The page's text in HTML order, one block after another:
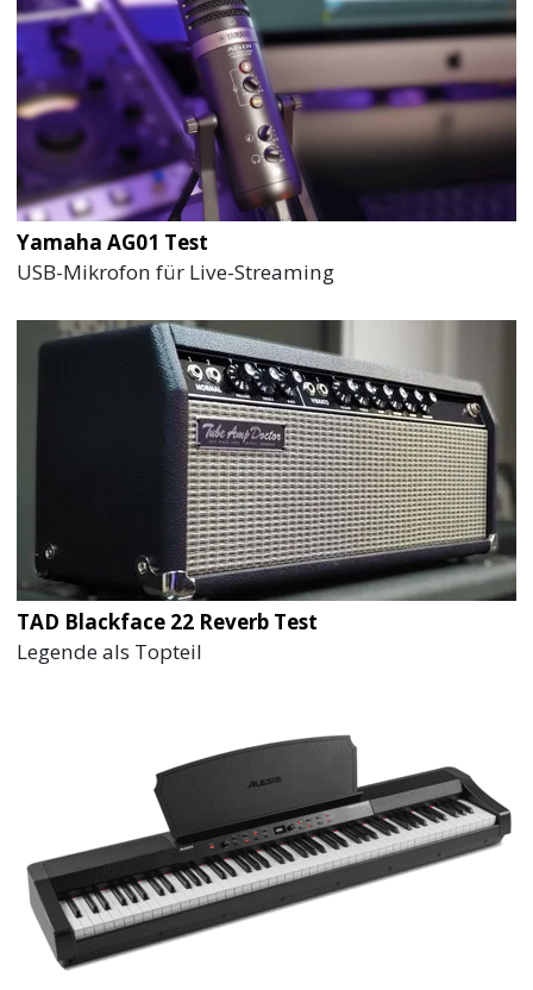
Yamaha AG01 Test
USB-Mikrofon für Live-Streaming
TAD Blackface 22 Reverb Test
Legende als Topteil